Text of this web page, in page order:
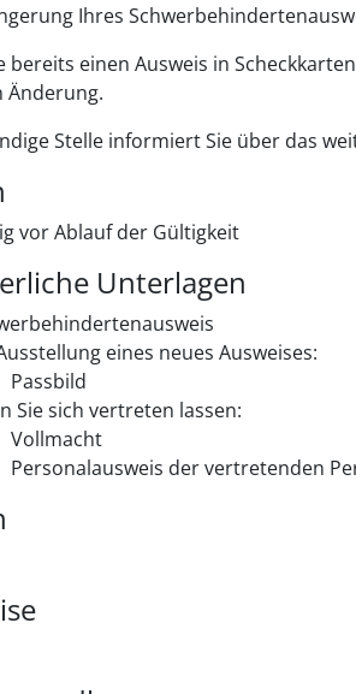
Ihres
bereits einen Ausweis in
Änderung.
Stelle informiert Sie über das
vor Ablauf der Gültigkeit
Unterlagen
eines neues Ausweises:
Passbild
Sie sich vertreten lassen:
Vollmacht
Personalausweis der vertretenden